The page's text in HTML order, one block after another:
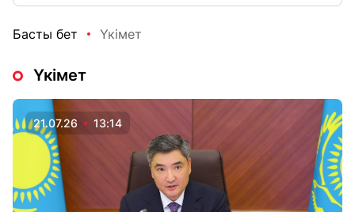
Басты бет Үкімет
Үкімет
21.07.26 13:14